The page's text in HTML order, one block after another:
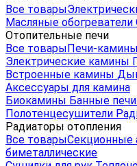
Все товары
Масляные обогреватели
Отопительные печи
Все товарыПечи-камины
Электрические камины
Встроенные камины
Аксессуары для камина
Биокамины Банные печи
Полотенцесушители
Радиаторы отопления
Все товары
биметаллические